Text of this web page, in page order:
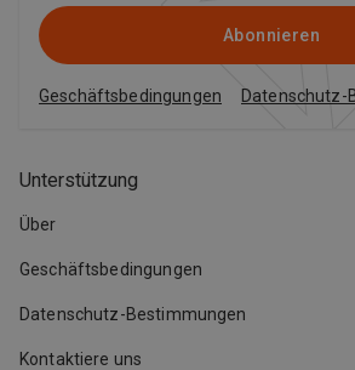
Unterstützung
Über
Geschäftsbedingungen
Datenschutz-Bestimmungen
Kontaktiere uns
Abonnieren
Geschäftsbedingungen Datenschutz-